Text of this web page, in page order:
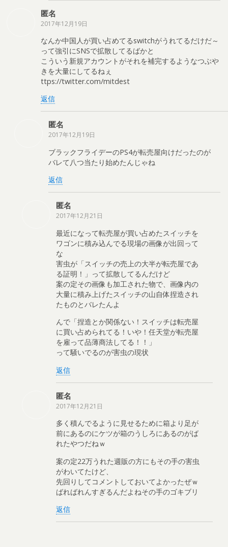
匿名
2017年12月19日
なんか中国人が買い占めてるswitchがうれてるだけだ～
って強引にSNSで拡散してるばかと
こういう新規アカウントがそれを補完するようなつぶや
きを大量にしてるねぇ
ttps://twitter.com/mitdest
返信
匿名
2017年12月19日
ブラックフライデーのPS4が転売屋向けだったのが
バレて八つ当たり始めたんじゃね
返信
匿名
2017年12月21日
最近になって転売屋が買い占めたスイッチを
ワゴンに積み込んでる現場の画像が出回って
な
害虫が「スイッチの売上の大半が転売屋であ
る証明！」って拡散してるんだけど
案の定その画像も加工された物で、画像内の
大量に積み上げたスイッチの山自体捏造され
たものとバレたんよ
んで「捏造とか関係ない！スイッチは転売屋
に買い占められてる！いや！任天堂が転売屋
を雇って品薄商法してる！！」
って騒いでるのが害虫の現状
返信
匿名
2017年12月21日
多く積んでるように見せるために箱より足が
前にあるのにケツが箱のうしろにあるのがば
れたやつだねｗ
案の定22万うれた週販の方にもその手の害虫
がわいてたけど、
先回りしてコメントしておいてよかったぜｗ
ばればれんすぎるんだよねその手のゴキブリ
返信